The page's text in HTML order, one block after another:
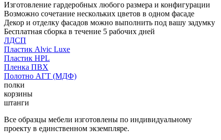
Изготовление гардеробных любого размера и конфигурации
Возможно сочетание нескольких цветов в одном фасаде
Декор и отделку фасадов можно выполнить под вашу задумку
Бесплатная сборка в течение 5 рабочих дней
ЛДСП
Пластик Alvic Luxe
Пластик HPL
Пленка ПВХ
Полотно АГТ (МДФ)
полки
корзины
штанги
Все образцы мебели изготовлены по индивидуальному
проекту в единственном экземпляре.